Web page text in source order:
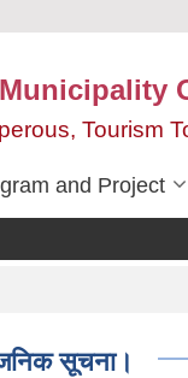
Tourism
and Project
सूचना।